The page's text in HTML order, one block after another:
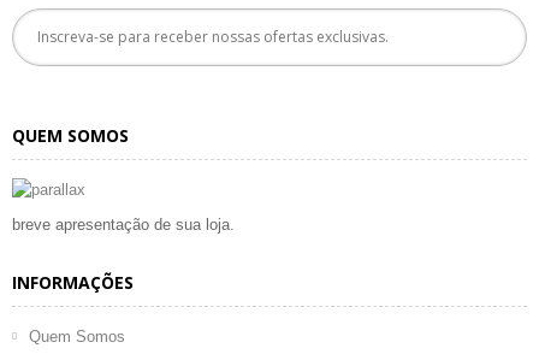
QUEM SOMOS
breve apresentação de sua loja.
INFORMAÇÕES
Quem Somos